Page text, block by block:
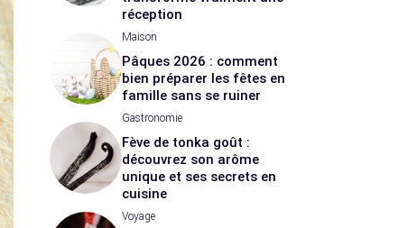
réception
Maison
Pâques 2026 : comment
bien préparer les fêtes en
famille sans se ruiner
Gastronomie
Fève de tonka goût :
découvrez son arôme
unique et ses secrets en
cuisine
Voyage